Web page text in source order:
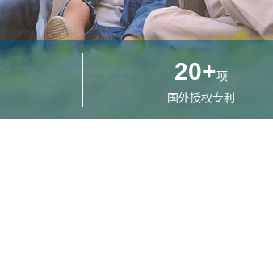
20+项
国外授权专利